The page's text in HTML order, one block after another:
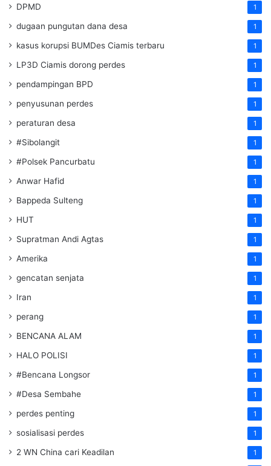
DPMD 1
dugaan pungutan dana desa 1
kasus korupsi BUMDes Ciamis terbaru 1
LP3D Ciamis dorong perdes 1
pendampingan BPD 1
penyusunan perdes 1
peraturan desa 1
#Sibolangit 1
#Polsek Pancurbatu 1
Anwar Hafid 1
Bappeda Sulteng 1
HUT 1
Supratman Andi Agtas 1
Amerika 1
gencatan senjata 1
Iran 1
perang 1
BENCANA ALAM 1
HALO POLISI 1
#Bencana Longsor 1
#Desa Sembahe 1
perdes penting 1
sosialisasi perdes 1
2 WN China cari Keadilan 1